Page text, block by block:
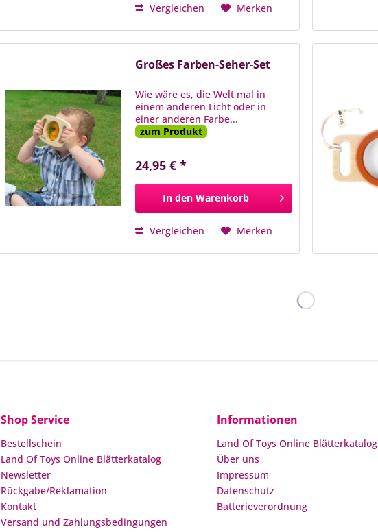
Vergleichen Merken
Großes Farben-Seher-Set
Wie wäre es, die Welt mal in
einem anderen Licht oder in
einer anderen Farbe...
zum Produkt
24,95 € *
In den Warenkorb
Vergleichen Merken
Shop Service
Bestellschein
Land Of Toys Online Blätterkatalog
Newsletter
Rückgabe/Reklamation
Kontakt
Versand und Zahlungsbedingungen
Informationen
Land Of Toys Online Blätterkatalog
Über uns
Impressum
Datenschutz
Batterieverordnung